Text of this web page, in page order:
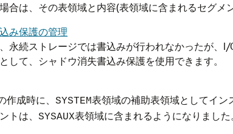
合は、その表領域と内容(表領域に含まれるセグメ
み保護の管理
永続ストレージでは書込みが行われなかったが
して、シャドウ消失書込み保護を使用できます。
成時に、 SYSTEM表領域の補助表領域としてイ
トは、 SYSAUX表領域に含まれるようになりました